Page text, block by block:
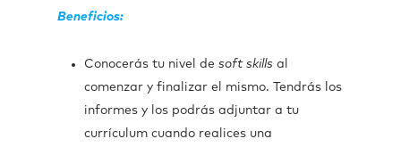
Beneficios:
Conocerás tu nivel de soft skills al
comenzar y finalizar el mismo. Tendrás los
informes y los podrás adjuntar a tu
currículum cuando realices una